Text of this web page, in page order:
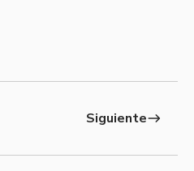
Siguienteeast